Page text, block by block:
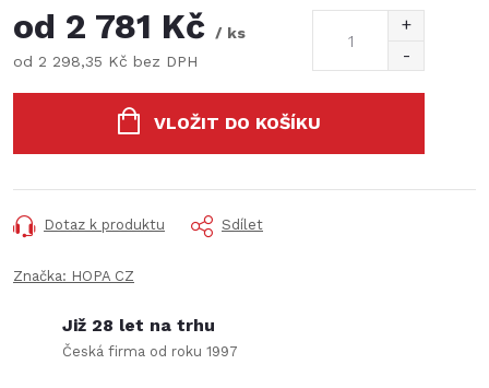
od 2 781 Kč
/ ks
od 2 298,35 Kč bez DPH
VLOŽIT DO KOŠÍKU
Dotaz k produktu Sdílet
Značka: HOPA CZ
Již 28 let na trhu
Česká firma od roku 1997